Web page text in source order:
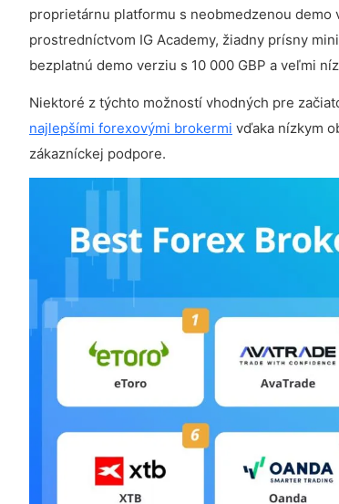
proprietárnu platformu s neobmedzenou demo
prostredníctvom IG Academy, žiadny prísny
bezplatnú demo verziu s 10 000 GBP a veľmi
Niektoré z týchto možností vhodných pre
najlepšími forexovými brokermi vďaka nízkym
zákazníckej podpore.